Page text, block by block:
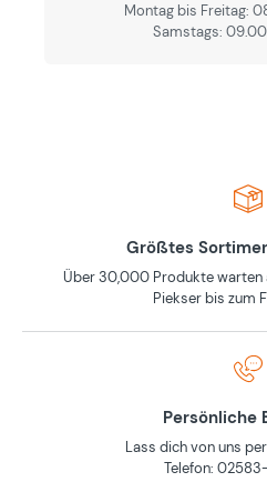
Montag bis Freitag:
Samstags:
Größtes
Über 30,000 Produkte
Piekser bis zum
Persönliche
Lass dich von uns
Telefon: